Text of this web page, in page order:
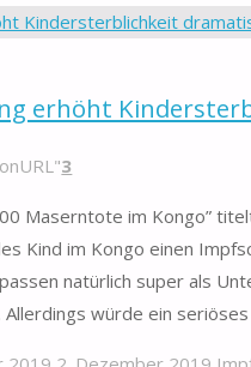
erhöht
3
Maserntote im Kongo”
Kind im Kongo einen
natürlich super als
würde ein